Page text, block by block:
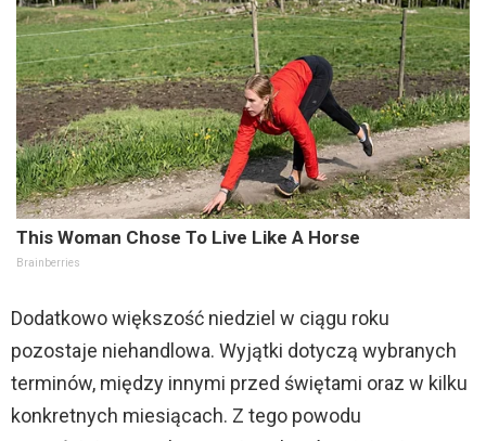
This Woman Chose To Live Like A Horse
Brainberries
Dodatkowo większość niedziel w ciągu roku
pozostaje niehandlowa. Wyjątki dotyczą wybranych
terminów, między innymi przed świętami oraz w kilku
konkretnych miesiącach. Z tego powodu